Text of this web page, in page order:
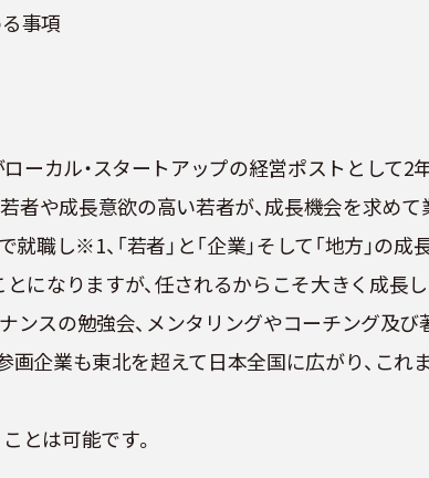
事項
ーカル・スタートアップの経営ポストとして2
若者や成長意欲の高い若者が、成長機会を求め
し※1、「若者」と「企業」そして「地方」の成
なりますが、任されるからこそ大きく成長し
ンスの勉強会、メンタリングやコーチング及
企業も東北を超えて日本全国に広がり、こ
とは可能です。